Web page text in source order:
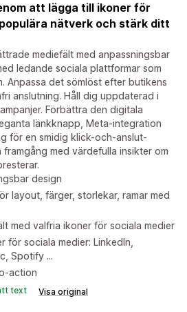
att lägga till ikoner för
nätverk och stärk ditt
mediefält med anpassningsbar
ledande sociala plattformar som
Anpassa det sömlöst efter butikens
anslutning. Håll dig uppdaterad i
Förbättra den digitala
länkknapp, Meta-integration
för en smidig klick-och-anslut-
med värdefulla insikter om
design
layout, färger, storlekar, ramar med
med valfria ikoner för sociala medier
för sociala medier: LinkedIn,
Spotify ...
action
text Visa original